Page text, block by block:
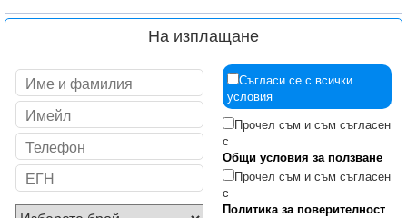
На изплащане
Съгласи се с всички
условия
Прочел съм и съм съгласен
с
Общи условия за ползване
Прочел съм и съм съгласен
с
Политика за поверителност